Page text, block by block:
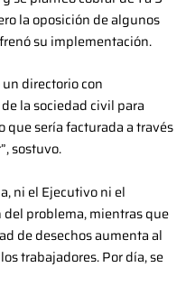
la oposición de algunos
su implementación.
un directorio con
la sociedad civil para
que sería facturada a través
sostuvo.
ni el Ejecutivo ni el
problema, mientras que
de desechos aumenta al
trabajadores. Por día, se